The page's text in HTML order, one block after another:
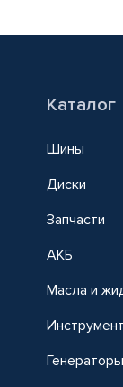
Каталог
Шины
Диски
Запчасти
АКБ
Масла и
Инструмент